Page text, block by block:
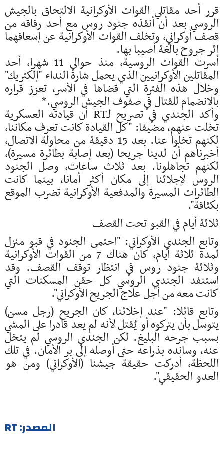
قرر أحد مقاتلي القوات الأوكرانية الالتحاق بالجيش
الروسي بعد أن أنقذه جنود روس مع أحد رفاقه من
قصف أوكراني، وتخلف القوات الأوكرانية عن إسعافهما
إثر جروح بالغة أصيبا بها.
أسرت القوات الروسية، منذ حوالي 11 شهرا، أحد
المقاتلين الأوكرانيين الذي يحمل شارة النداء "إلكتريك"
وخلال هذه الفترة التي قضاها في الأسر، تعزز قراره
بالانضمام للقتال في صفوف الجيش الروسي.*
وأكد الجندي في تصريح لـRT أن قيادته العسكرية
تخلت عنهم، مضيفا: "كل القيادة كانت تعرف مكاننا،
لكنهم تخلوا عنا. بعد 15 دقيقة من محاولة الاتصال،
أخبرناهم أن لدينا جريحا (بعد إصابة بطائرة مسيرة)،
لكنهم تجاهلونا. بعد ثلاث ساعات، وصل الجنود
الروس لإجلائنا إلى مكان أكثر أمانا، بينما كانت
الطائرات المسيرة والمدفعية الأوكرانية تضرب الموقع
بكثافة".
ثلاثة أيام في القبو تحت القصف
وتابع الجندي الأوكراني: "احتمى الجنود في قبو منزل
لمدة ثلاثة أيام، كان هناك 7 من القوات الأوكرانية
وثلاثة جنود روس في انتظار توقف القصف. وقد
استنفد الجندي الروسي كل حقن المسكنات التي
كانت معه من أجل علاج الجريح الأوكراني".
وتابع قائلا: "عند إخلائنا، كان الجريح (رجل مسن)
يتوسل بأن يتركوه أو يُقتل لأنه لم يعد قادرا على المشي
بسبب جرحه البليغ. لكن الجندي الروسي لم يتخل
عنه، وسانده بذراعه حتى أوصله إلى بر الأمان. في تلك
اللحظة، أدركت حقيقة جيشنا (الأوكراني) ومن هو
العدو الحقيقي".
المصدر: RT